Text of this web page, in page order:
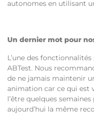
autonomes en utilisant
Un dernier mot pour
L’une des
ABTest. Nous
de ne jamais maintenir
animation car ce qui est
l’être quelques
aujourd’hui la même